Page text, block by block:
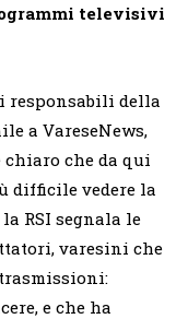
televisivi
responsabili della
a VareseNews,
chiaro che da qui
difficile vedere la
RSI segnala le
varesini che
e che ha